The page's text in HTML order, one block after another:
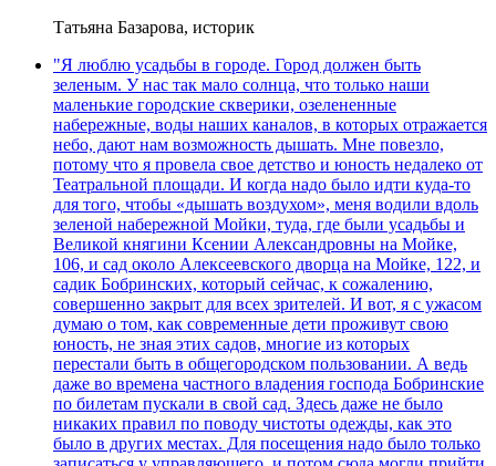
Татьяна Базарова, историк
"Я люблю усадьбы в городе. Город должен быть
зеленым. У нас так мало солнца, что только наши
маленькие городские скверики, озелененные
набережные, воды наших каналов, в которых отражается
небо, дают нам возможность дышать. Мне повезло,
потому что я провела свое детство и юность недалеко от
Театральной площади. И когда надо было идти куда-то
для того, чтобы «дышать воздухом», меня водили вдоль
зеленой набережной Мойки, туда, где были усадьбы и
Великой княгини Ксении Александровны на Мойке,
106, и сад около Алексеевского дворца на Мойке, 122, и
садик Бобринских, который сейчас, к сожалению,
совершенно закрыт для всех зрителей. И вот, я с ужасом
думаю о том, как современные дети проживут свою
юность, не зная этих садов, многие из которых
перестали быть в общегородском пользовании. А ведь
даже во времена частного владения господа Бобринские
по билетам пускали в свой сад. Здесь даже не было
никаких правил по поводу чистоты одежды, как это
было в других местах. Для посещения надо было только